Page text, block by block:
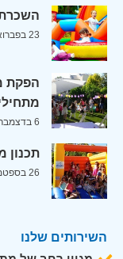
23 בפברואר 2017
הפקת
6 בדצמבר 2016
תכנון
26 בספטמבר 2016
השירותים שלנו